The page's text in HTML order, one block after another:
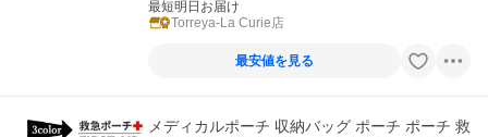
最短明日お届け
Torreya-La Curie店
最安値を見る
メディカルポーチ 収納バッグ ポーチ ポーチ 救